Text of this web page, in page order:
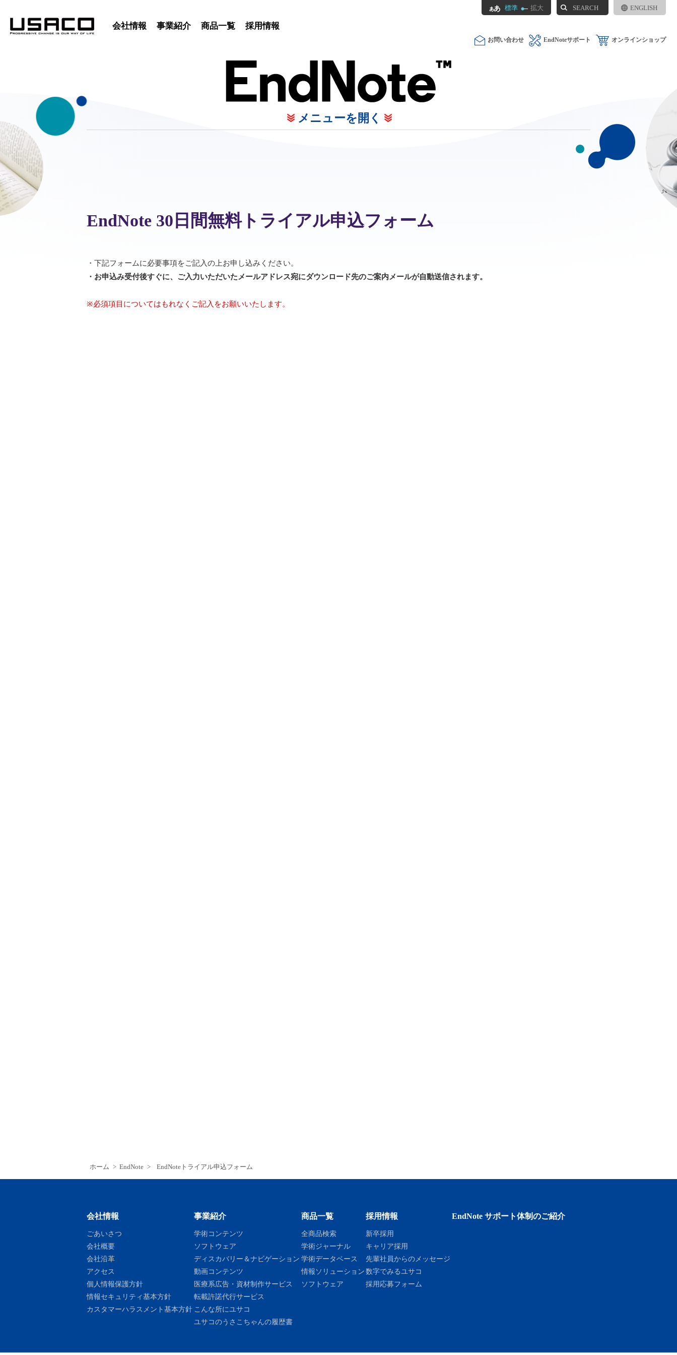
ENGLISH
SEARCH
標準 拡大
会社情報 事業紹介 商品一覧 採用情報
お問い合わせ EndNoteサポート オンラインショップ
メニューを開く
EndNote 30日間無料トライアル申込フォーム
・下記フォームに必要事項をご記入の上お申し込みください。
・お申込み受付後すぐに、ご入力いただいたメールアドレス宛にダウンロード先のご案内メールが自動送信されます。
※必須項目についてはもれなくご記入をお願いいたします。
ホーム > EndNote > EndNoteトライアル申込フォーム
会社情報
ごあいさつ
会社概要
会社沿革
アクセス
個人情報保護方針
情報セキュリティ基本方針
カスタマーハラスメント基本方針
事業紹介
学術コンテンツ
ソフトウェア
ディスカバリー＆ナビゲーション
動画コンテンツ
医療系広告・資材制作サービス
転載許諾代行サービス
こんな所にユサコ
ユサコのうさこちゃんの履歴書
商品一覧
全商品検索
学術ジャーナル
学術データベース
情報ソリューション
ソフトウェア
採用情報
新卒採用
キャリア採用
先輩社員からのメッセージ
数字でみるユサコ
採用応募フォーム
EndNote サポート体制のご紹介